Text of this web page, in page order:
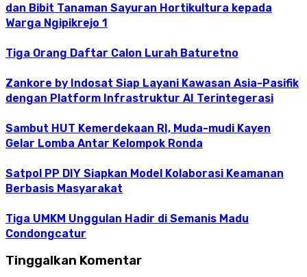
dan Bibit Tanaman Sayuran Hortikultura kepada
Warga Ngipikrejo 1
Tiga Orang Daftar Calon Lurah Baturetno
Zankore by Indosat Siap Layani Kawasan Asia-Pasifik
dengan Platform Infrastruktur AI Terintegerasi
Sambut HUT Kemerdekaan RI, Muda-mudi Kayen
Gelar Lomba Antar Kelompok Ronda
Satpol PP DIY Siapkan Model Kolaborasi Keamanan
Berbasis Masyarakat
Tiga UMKM Unggulan Hadir di Semanis Madu
Condongcatur
Tinggalkan Komentar